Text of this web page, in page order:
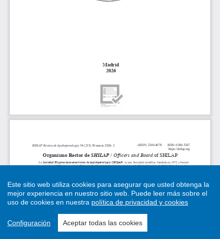
Este sitio web utiliza cookies para asegurar que usted obtenga la
mejor experiencia en nuestro sitio web. Puede leer más sobre el
uso de cookies en nuestra política de privacidad y cookies
Configuración Aceptar todas las cookies